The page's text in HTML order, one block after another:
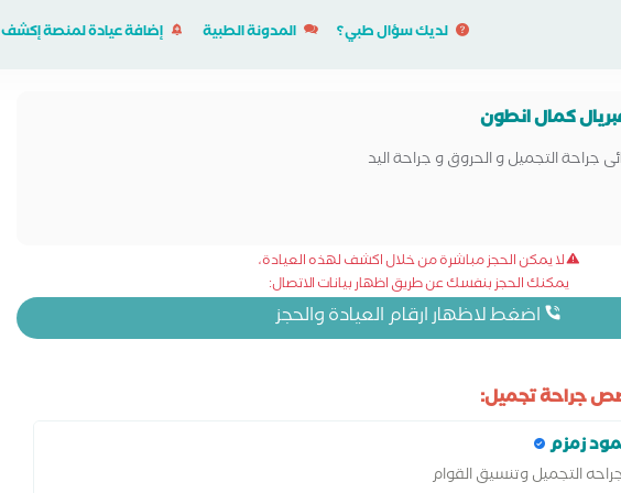
لديك سؤال طبي؟ المدونة الطبية إضافة عيادة لمنصة إكشف
كمال انطون
جراحة التجميل و الحروق و جراحة اليد
لا يمكن الحجز مباشرة من خلال اكشف لهذه العيادة،
يمكنك الحجز بنفسك عن طريق اظهار بيانات الاتصال:
اضغط لاظهار ارقام العيادة والحجز
جراحة تجميل:
زمزم
التجميل وتنسيق القوام